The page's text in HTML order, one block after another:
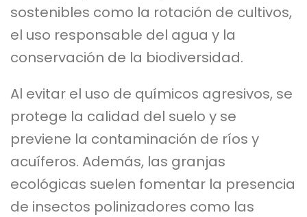
sostenibles como la rotación de cultivos,
el uso responsable del agua y la
conservación de la biodiversidad.
Al evitar el uso de químicos agresivos, se
protege la calidad del suelo y se
previene la contaminación de ríos y
acuíferos. Además, las granjas
ecológicas suelen fomentar la presencia
de insectos polinizadores como las